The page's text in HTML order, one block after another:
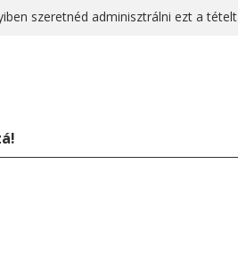
szeretnéd adminisztrálni ezt a tételt